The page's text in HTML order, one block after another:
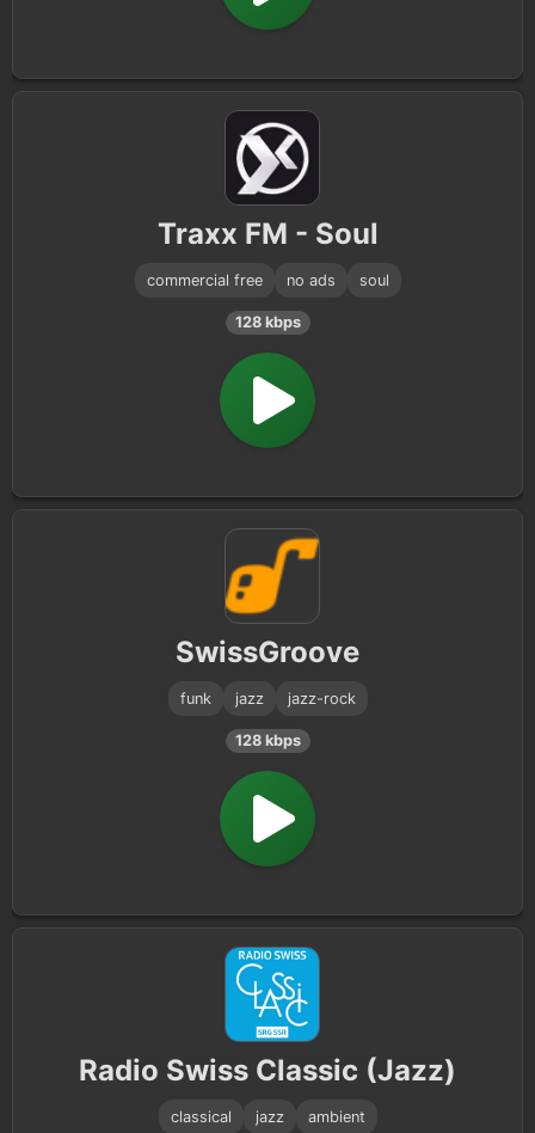
Traxx FM - Soul
commercial free no ads soul
128 kbps
SwissGroove
funk jazz jazz-rock
128 kbps
Radio Swiss Classic (Jazz)
classical jazz ambient